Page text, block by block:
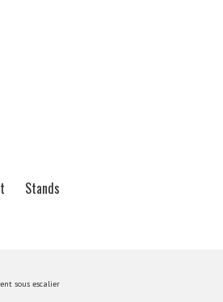
Stands
sous escalier